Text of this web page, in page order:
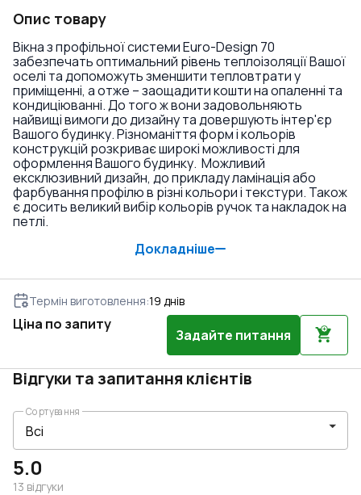
Опис товару
Вікна з профільної системи Euro-Design 70
забезпечать оптимальний рівень теплоізоляції Вашої
оселі та допоможуть зменшити тепловтрати у
приміщенні, а отже – заощадити кошти на опаленні та
кондиціюванні. До того ж вони задовольняють
найвищі вимоги до дизайну та довершують інтер'єр
Вашого будинку. Різноманіття форм і кольорів
конструкцій розкриває широкі можливості для
оформлення Вашого будинку. Можливий
ексклюзивний дизайн, до прикладу ламінація або
фарбування профілю в різні кольори і текстури. Також
є досить великий вибір кольорів ручок та накладок на
петлі.
Докладніше
Термін виготовлення:19 днів
Ціна по запиту
Задайте питання
Відгуки та запитання клієнтів
5.0
13 відгуки
Сортування